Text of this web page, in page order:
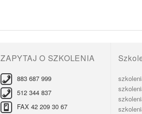
ZAPYTAJ O SZKOLENIA
883 687 999
512 344 837
FAX 42 209 30 67